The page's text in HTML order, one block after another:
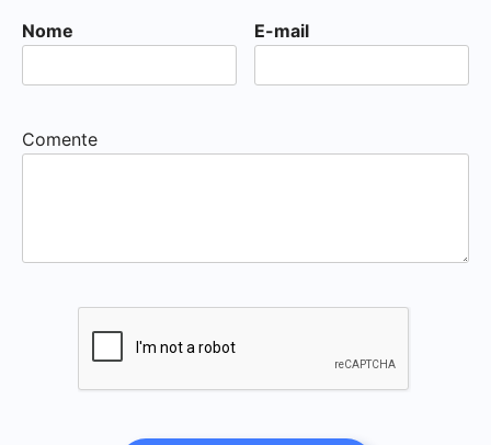
Nome E-mail
Comente